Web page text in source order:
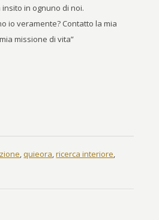
in ognuno di noi.
io veramente? Contatto la mia
missione di vita”
,quieora,ricerca interiore,